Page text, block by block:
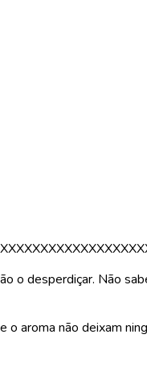
o desperdiçar. Não
aroma não deixam